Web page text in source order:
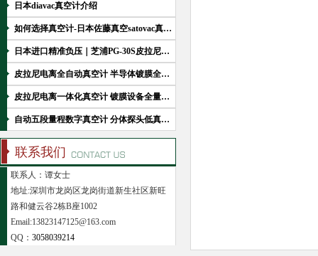
日本diavac真空计介绍
如何选择真空计-日本佐藤真空satovac真空計
日本进口精准负压｜芝浦PG-30S皮拉尼真空计性能简介
皮拉尼电离全自动真空计 半导体镀膜全量程智能测控
皮拉尼电离一体化真空计 镀膜设备全量程真空在线监测
自动五段量程数字真空计 分体探头低真空自动化测控
联系我们
联系人：谭女士
地址:深圳市龙岗区龙岗街道新生社区新旺
路和健云谷2栋B座1002
Email:13823147125@163.com
QQ： 3058039214